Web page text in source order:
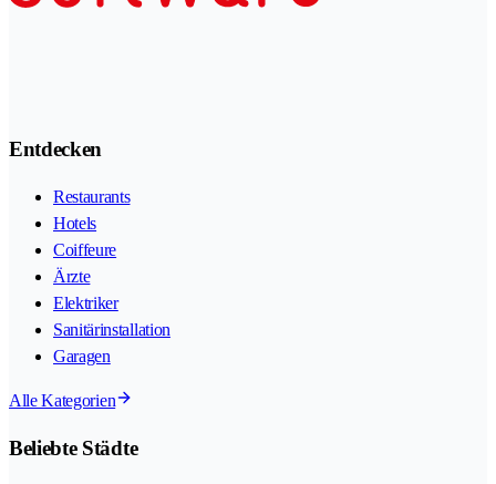
Entdecken
Restaurants
Hotels
Coiffeure
Ärzte
Elektriker
Sanitärinstallation
Garagen
Alle Kategorien
Beliebte Städte